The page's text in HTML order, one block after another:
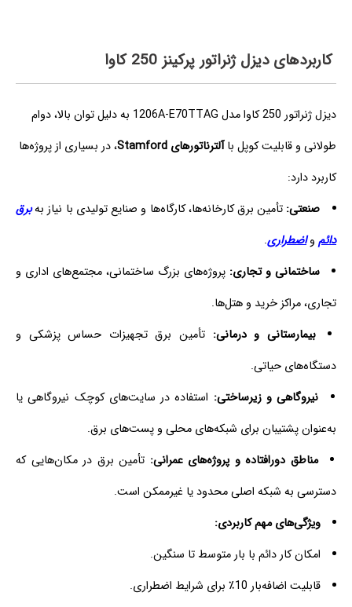
کاربردهای دیزل ژنراتور پرکینز 250 کاوا
دیزل ژنراتور 250 کاوا مدل 1206A‑E70TTAG به دلیل توان بالا، دوام
طولانی و قابلیت کوپل باآلترناتورهای Stamford
، در بسیاری از پروژه‌ها
کاربرد دارد:
صنعتی: تأمین برق کارخانه‌ها، کارگاه‌ها و صنایع تولیدی با نیاز بهبرق
دائم واضطراری.
ساختمانی و تجاری: پروژه‌های بزرگ ساختمانی، مجتمع‌های اداری و
تجاری، مراکز خرید و هتل‌ها.
بیمارستانی و درمانی: تأمین برق تجهیزات حساس پزشکی و
دستگاه‌های حیاتی.
نیروگاهی و زیرساختی: استفاده در سایت‌های کوچک نیروگاهی یا
به‌عنوان پشتیبان برای شبکه‌های محلی و پست‌های برق.
مناطق دورافتاده و پروژه‌های عمرانی: تأمین برق در مکان‌هایی که
دسترسی به شبکه اصلی محدود یا غیرممکن است.
ویژگی‌های مهم کاربردی:
امکان کار دائم با بار متوسط تا سنگین.
قابلیت اضافه‌بار 10٪ برای شرایط اضطراری.